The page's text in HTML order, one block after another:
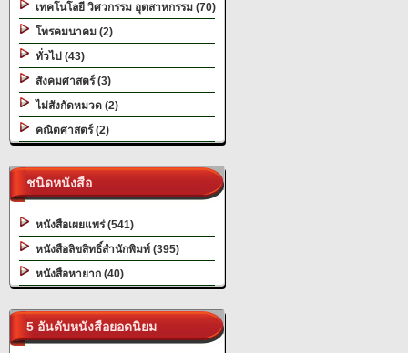
เทคโนโลยี วิศวกรรม อุตสาหกรรม (70)
โทรคมนาคม (2)
ทั่วไป (43)
สังคมศาสตร์ (3)
ไม่สังกัดหมวด (2)
คณิตศาสตร์ (2)
ชนิดหนังสือ
หนังสือเผยแพร่ (541)
หนังสือลิขสิทธิ์สำนักพิมพ์ (395)
หนังสือหายาก (40)
5 อันดับหนังสือยอดนิยม